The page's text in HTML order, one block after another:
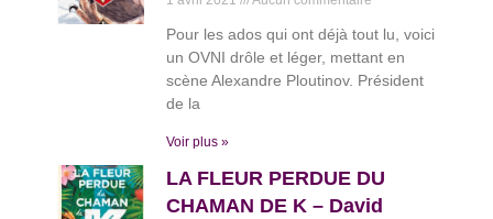
Pour les ados qui ont déjà tout lu, voici
un OVNI drôle et léger, mettant en
scène Alexandre Ploutinov. Président
de la
Voir plus »
LA FLEUR PERDUE DU
CHAMAN DE K – David